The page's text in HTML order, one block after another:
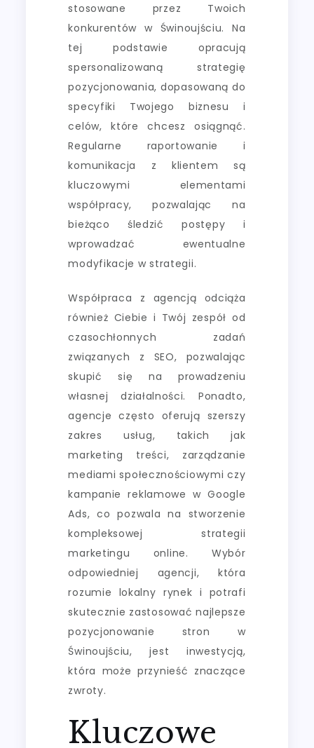
stosowane przez Twoich
konkurentów w Świnoujściu. Na
tej podstawie opracują
spersonalizowaną strategię
pozycjonowania, dopasowaną do
specyfiki Twojego biznesu i
celów, które chcesz osiągnąć.
Regularne raportowanie i
komunikacja z klientem są
kluczowymi elementami
współpracy, pozwalając na
bieżąco śledzić postępy i
wprowadzać ewentualne
modyfikacje w strategii.
Współpraca z agencją odciąża
również Ciebie i Twój zespół od
czasochłonnych zadań
związanych z SEO, pozwalając
skupić się na prowadzeniu
własnej działalności. Ponadto,
agencje często oferują szerszy
zakres usług, takich jak
marketing treści, zarządzanie
mediami społecznościowymi czy
kampanie reklamowe w Google
Ads, co pozwala na stworzenie
kompleksowej strategii
marketingu online. Wybór
odpowiedniej agencji, która
rozumie lokalny rynek i potrafi
skutecznie zastosować najlepsze
pozycjonowanie stron w
Świnoujściu, jest inwestycją,
która może przynieść znaczące
zwroty.
Kluczowe